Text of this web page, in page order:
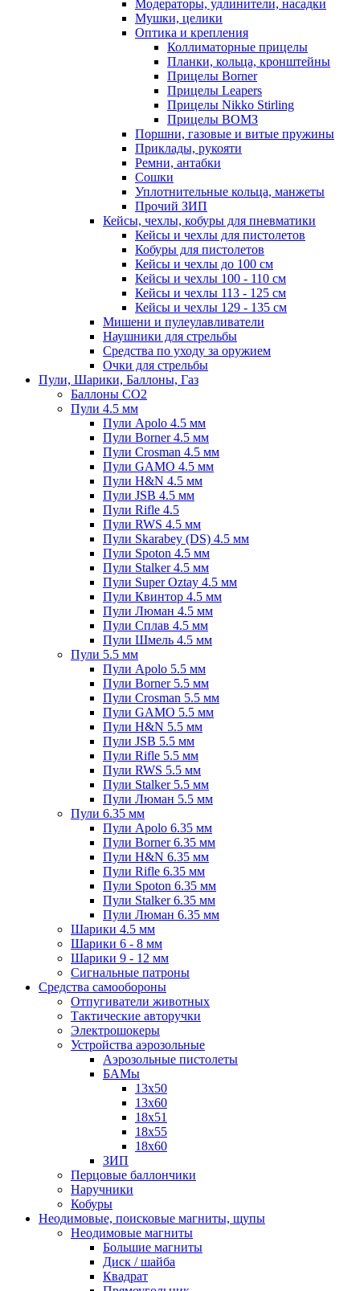
Модераторы, удлинители, насадки
Мушки, целики
Оптика и крепления
Коллиматорные прицелы
Планки, кольца, кронштейны
Прицелы Borner
Прицелы Leapers
Прицелы Nikko Stirling
Прицелы ВОМЗ
Поршни, газовые и витые пружины
Приклады, рукояти
Ремни, антабки
Сошки
Уплотнительные кольца, манжеты
Прочий ЗИП
Кейсы, чехлы, кобуры для пневматики
Кейсы и чехлы для пистолетов
Кобуры для пистолетов
Кейсы и чехлы до 100 см
Кейсы и чехлы 100 - 110 см
Кейсы и чехлы 113 - 125 см
Кейсы и чехлы 129 - 135 см
Мишени и пулеулавливатели
Наушники для стрельбы
Средства по уходу за оружием
Очки для стрельбы
Пули, Шарики, Баллоны, Газ
Баллоны CO2
Пули 4.5 мм
Пули Apolo 4.5 мм
Пули Borner 4.5 мм
Пули Crosman 4.5 мм
Пули GAMO 4.5 мм
Пули H&N 4.5 мм
Пули JSB 4.5 мм
Пули Rifle 4.5
Пули RWS 4.5 мм
Пули Skarabey (DS) 4.5 мм
Пули Spoton 4.5 мм
Пули Stalker 4.5 мм
Пули Super Oztay 4.5 мм
Пули Квинтор 4.5 мм
Пули Люман 4.5 мм
Пули Сплав 4.5 мм
Пули Шмель 4.5 мм
Пули 5.5 мм
Пули Apolo 5.5 мм
Пули Borner 5.5 мм
Пули Crosman 5.5 мм
Пули GAMO 5.5 мм
Пули H&N 5.5 мм
Пули JSB 5.5 мм
Пули Rifle 5.5 мм
Пули RWS 5.5 мм
Пули Stalker 5.5 мм
Пули Люман 5.5 мм
Пули 6.35 мм
Пули Apolo 6.35 мм
Пули Borner 6.35 мм
Пули H&N 6.35 мм
Пули Rifle 6.35 мм
Пули Spoton 6.35 мм
Пули Stalker 6.35 мм
Пули Люман 6.35 мм
Шарики 4.5 мм
Шарики 6 - 8 мм
Шарики 9 - 12 мм
Сигнальные патроны
Средства самообороны
Отпугиватели животных
Тактические авторучки
Электрошокеры
Устройства аэрозольные
Аэрозольные пистолеты
БАМы
13х50
13х60
18х51
18х55
18х60
ЗИП
Перцовые баллончики
Наручники
Кобуры
Неодимовые, поисковые магниты, щупы
Неодимовые магниты
Большие магниты
Диск / шайба
Квадрат